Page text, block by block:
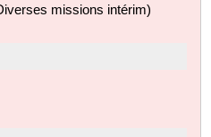
missions intérim)